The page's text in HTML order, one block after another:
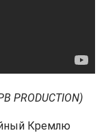
PRODUCTION)
Кремлю